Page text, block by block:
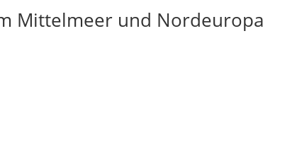
Mittelmeer und Nordeuropa